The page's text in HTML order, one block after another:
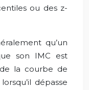
ou des z-
qu’un
son IMC est
la courbe de
dépasse